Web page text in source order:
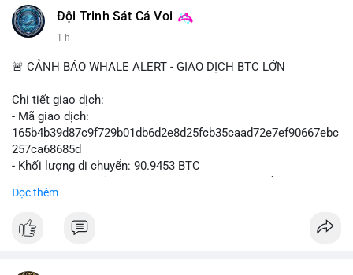
Đội Trinh Sát Cá Voi
1 h
🚨 CẢNH BÁO WHALE ALERT - GIAO DỊCH BTC LỚN
Chi tiết giao dịch:
- Mã giao dịch:
165b4b39d87c9f729b01db6d2e8d25fcb35caad72e7ef90667ebc
257ca68685d
- Khối lượng di chuyển: 90.9453 BTC
USD)
Đọc thêm